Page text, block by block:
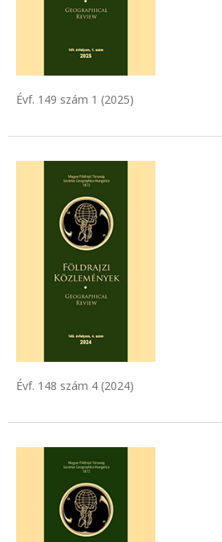
Évf. 149 szám 1 (2025)
Évf. 148 szám 4 (2024)